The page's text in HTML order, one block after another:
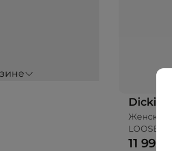
Dickies
Женский
LOOSE
11 990 ₽